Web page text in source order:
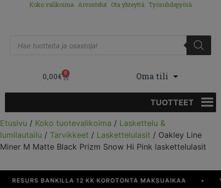
Koko valikoima Arvostelut Ota yhteyttä Työsuhdepyörä
0,00€ 0 Oma tili
TUOTTEET
Etusivu / Koko tuotevalikoima / Laskettelu &
lumilautailu / Tarvikkeet / Laskettelulasit / Oakley Line
Miner M Matte Black Prizm Snow Hi Pink laskettelulasit
RESURS BANKILLA 12 KK KOROTONTA MAKSUAIKAA